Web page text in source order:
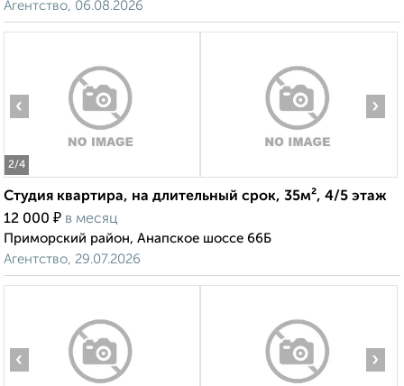
Агентство, 06.08.2026
2/4
‹ ›
Студия квартира, на длительный срок, 35м², 4/5 этаж
12 000 ₽ в месяц
Приморский район, Анапское шоссе 66Б
Агентство, 29.07.2026
‹ ›